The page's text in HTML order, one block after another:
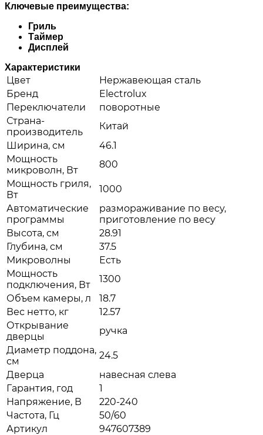
Ключевые преимущества:
Гриль
Таймер
Дисплей
Характеристики
Цвет
Нержавеющая сталь
Бренд
Electrolux
Переключатели
поворотные
Страна-
производитель
Китай
Ширина, см
46.1
Мощность
микроволн, Вт
800
Мощность гриля,
Вт
1000
Автоматические
программы
размораживание по весу,
приготовление по весу
Высота, см
28.91
Глубина, см
37.5
Микроволны
Есть
Мощность
подключения, Вт
1300
Объем камеры, л
18.7
Вес нетто, кг
12.57
Открывание
дверцы
ручка
Диаметр поддона,
см
24.5
Дверца
навесная слева
Гарантия, год
1
Напряжение, В
220-240
Частота, Гц
50/60
Артикул
947607389